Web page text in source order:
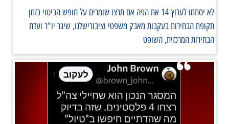
לא יסתמו לערוץ 14 את הפה אם תרצו שומרים על חופש הביטוי בזמן
תקופת הבחירות בעקבות מאבק משפטי וציבורישלנו, שיגר יו"ר ועדת
הבחירות המרכזית, השופט